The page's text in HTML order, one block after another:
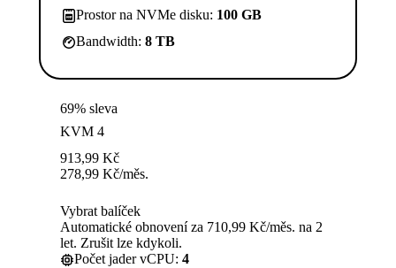
Prostor na NVMe disku: 100 GB
Bandwidth: 8 TB
69% sleva
KVM 4
913,99 Kč
278,99 Kč/měs.
Vybrat balíček
Automatické obnovení za 710,99 Kč/měs. na 2
let. Zrušit lze kdykoli.
Počet jader vCPU: 4